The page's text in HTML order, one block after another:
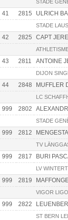
STADE
41 2815 ULRICH
STADE
42 2825 CAPT
43 2811 ANTOINE
DIJON
44 2848 MUFFLER
LC
999 2802
STADE
999 2812
TV
999 2817 BURI
LV
999 2819
VIGOR
999 2822
ST BERN